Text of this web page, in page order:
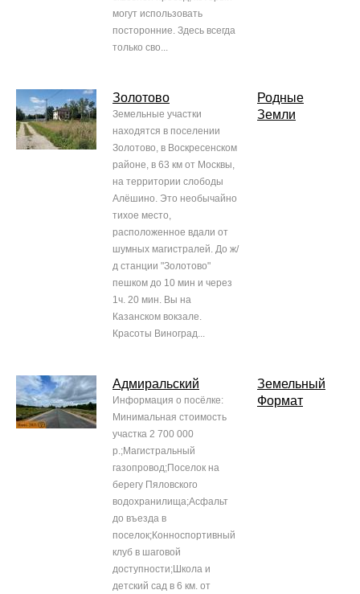
могут использовать
посторонние. Здесь всегда
только сво...
Золотово
Земельные участки
находятся в поселении
Золотово, в Воскресенском
районе, в 63 км от Москвы,
на территории слободы
Алёшино. Это необычайно
тихое место,
расположенное вдали от
шумных магистралей. До ж/
д станции "Золотово"
пешком до 10 мин и через
1ч. 20 мин. Вы на
Казанском вокзале.
Красоты Виноград...
Родные
Земли
Адмиральский
Информация о посёлке:
Минимальная стоимость
участка 2 700 000
р.;Магистральный
газопровод;Поселок на
берегу Пяловского
водохранилища;Асфальт
до въезда в
поселок;Конноспортивный
клуб в шаговой
доступности;Школа и
детский сад в 6 км. от
Земельный
Формат